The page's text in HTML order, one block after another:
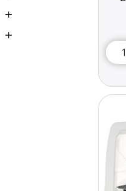
+
+